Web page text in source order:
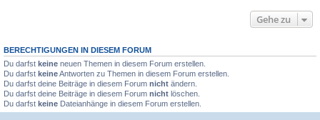
Gehe zu
BERECHTIGUNGEN IN DIESEM FORUM
Du darfst keine neuen Themen in diesem Forum erstellen.
Du darfst keineAntworten zu Themen in diesem Forum erstellen.
Du darfst deine Beiträge in diesem Forum nicht ändern.
Du darfst deine Beiträge in diesem Forum nicht löschen.
Du darfst keine Dateianhänge in diesem Forum erstellen.